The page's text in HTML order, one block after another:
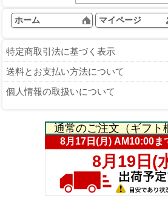
ホーム マイページ
特定商取引法に基づく表示
送料とお支払い方法について
個人情報の取扱いについて
通常のご注文（ギフト